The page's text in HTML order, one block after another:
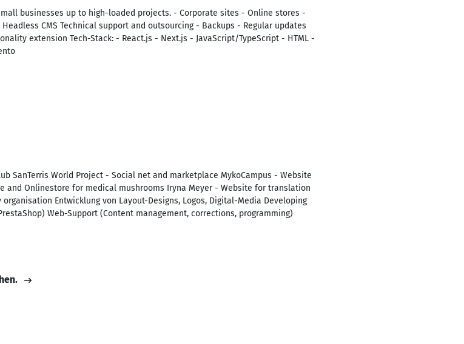
businesses up to high-loaded projects. - Corporate sites - Online stores -
CMS Technical support and outsourcing - Backups - Regular updates
extension Tech-Stack: - React.js - Next.js - JavaScript/TypeScript - HTML -
SanTerris World Project - Social net and marketplace MykoCampus - Website
and Onlinestore for medical mushrooms Iryna Meyer - Website for translation
Entwicklung von Layout-Designs, Logos, Digital-Media Developing
Web-Support (Content management, corrections, programming)